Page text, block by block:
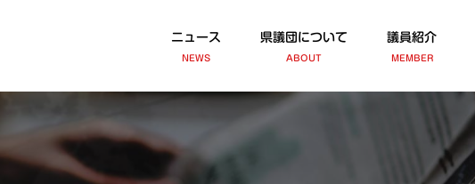
ニュース
NEWS
県議団について
ABOUT
議員紹介
MEMBER